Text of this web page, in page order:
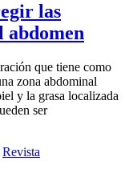
las
abdomen
que tiene como
zona abdominal
y la grasa localizada
ser
Revista